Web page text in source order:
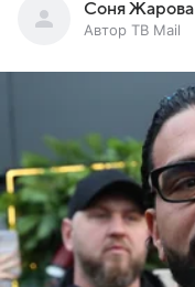
Соня Жарова
Автор ТВ Mail